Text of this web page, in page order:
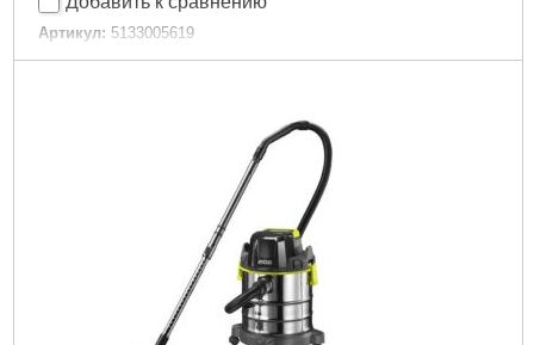
Артикул: 5133005619
Код товара: 30.60.08